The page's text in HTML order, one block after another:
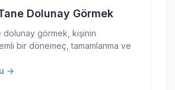
Dolunay Görmek
dolunay görmek, kişinin
bir dönemeç, tamamlanma ve
→